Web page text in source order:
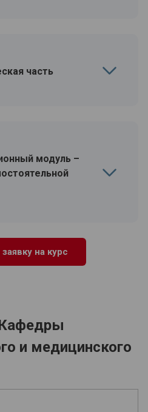
часть
модуль –
на курс
и медицинского